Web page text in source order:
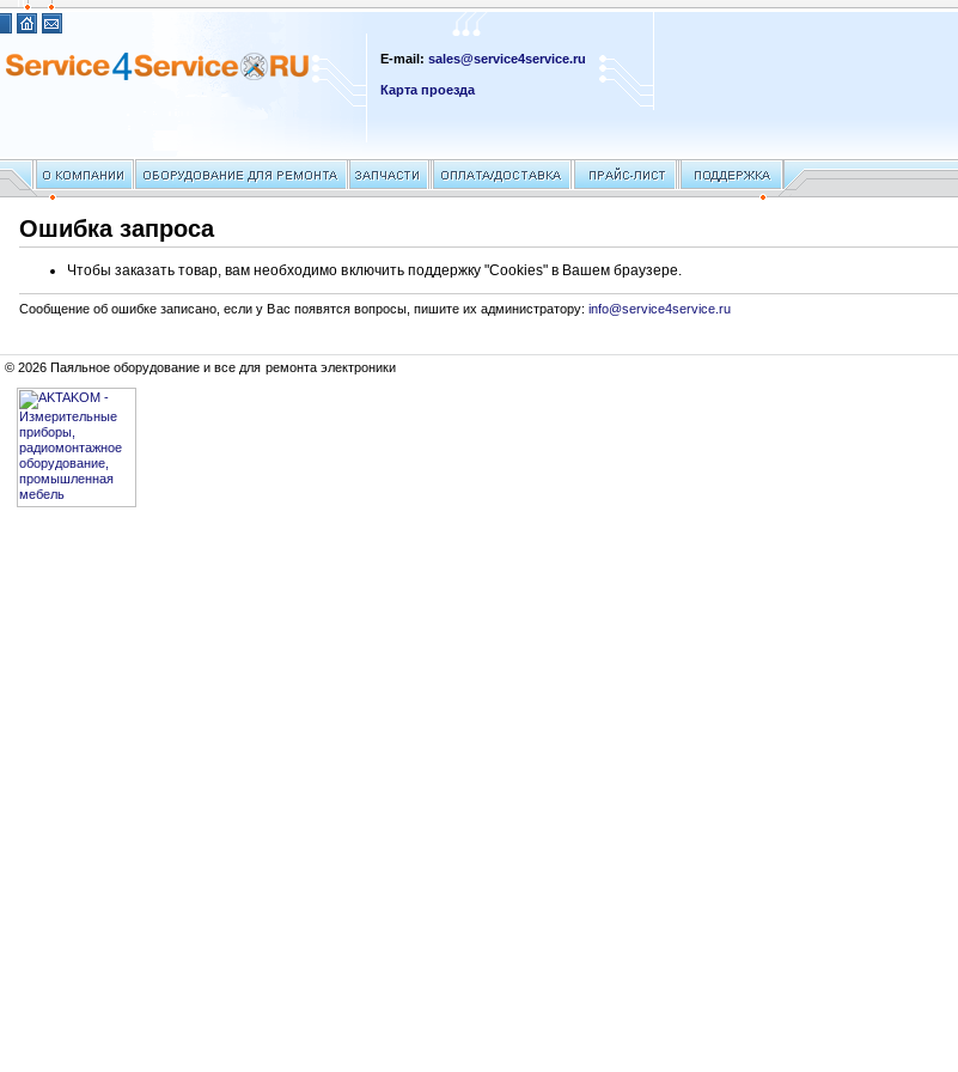
E-mail:sales@service4service.ru
Карта проезда
Ошибка запроса
Чтобы заказать товар, вам необходимо включить поддержку "Cookies" в Вашем браузере.
Сообщение об ошибке записано, если у Вас появятся вопросы, пишите их администратору:info@service4service.ru
© 2026 Паяльное оборудование и все для ремонта электроники